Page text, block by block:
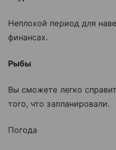
Неплохой период для
финансах.
Рыбы
Вы сможете легко
того, что запланировали.
Погода